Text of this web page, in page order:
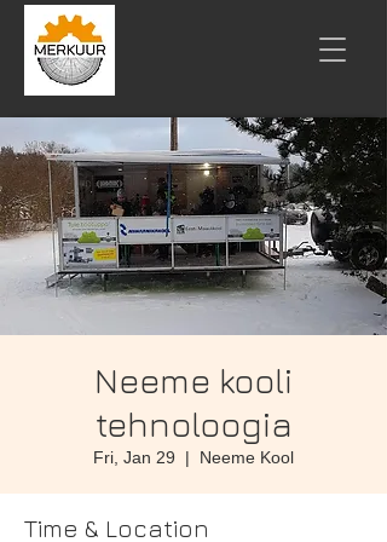
Neeme kooli
tehnoloogia
Fri, Jan 29
  |
Neeme Kool
Time & Location